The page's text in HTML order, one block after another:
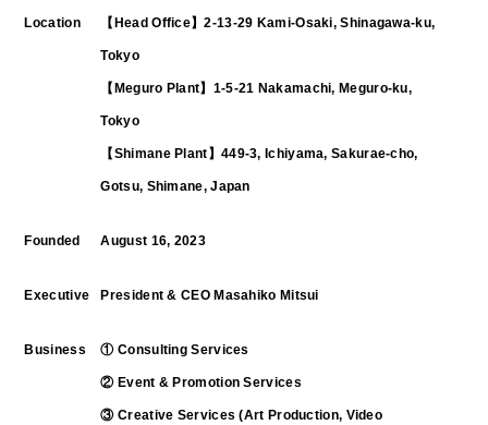
Location 【Head Office】2-13-29 Kami-Osaki, Shinagawa-ku,
Tokyo
【Meguro Plant】1-5-21 Nakamachi, Meguro-ku,
Tokyo
【Shimane Plant】449-3, Ichiyama, Sakurae-cho,
Gotsu, Shimane, Japan
Founded August 16, 2023
Executive President & CEO Masahiko Mitsui
Business ① Consulting Services
② Event & Promotion Services
③ Creative Services (Art Production, Video